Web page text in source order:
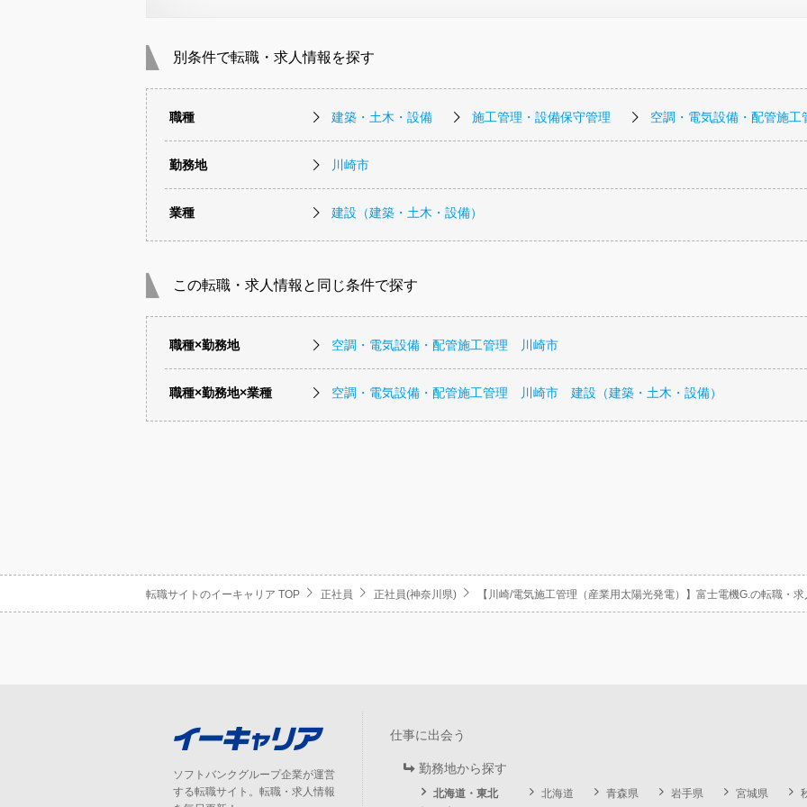
別条件で転職・求人情報を探す
職種 建築・土木・設備 施工管理・設備保守管理 空調・電気設備・配管施工
勤務地 川崎市
業種 建設（建築・土木・設備）
この転職・求人情報と同じ条件で探す
職種×勤務地 空調・電気設備・配管施工管理 川崎市
職種×勤務地×業種 空調・電気設備・配管施工管理 川崎市 建設（建築・土木・設備）
転職サイトのイーキャリア TOP 正社員 正社員(神奈川県) 【川崎/電気施工管理（産業用太陽光発電）】富士電機G.の転職・
ソフトバンクグループ企業が運営
する転職サイト。転職・求人情報
仕事に出会う
勤務地から探す
北海道・東北 北海道 青森県 岩手県 宮城県